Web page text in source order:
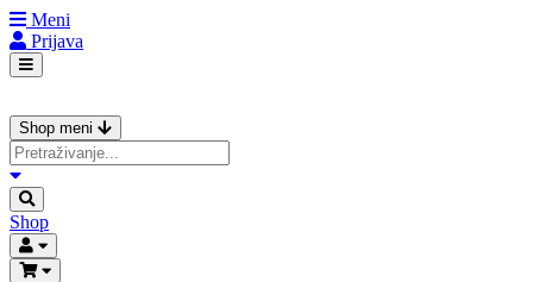
Meni
Prijava
Shop meni
Shop